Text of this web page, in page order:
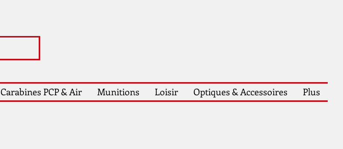
Carabines PCP & Air Munitions Loisir Optiques & Accessoires Plus